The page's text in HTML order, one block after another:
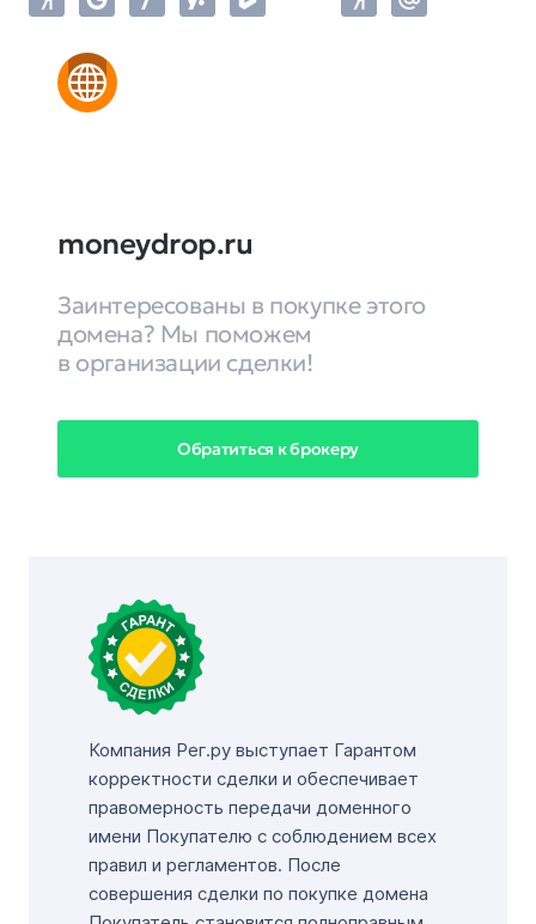
moneydrop.ru
Заинтересованы в покупке этого
домена? Мы поможем
в организации сделки!
Обратиться к брокеру
Компания Рег.ру выступает Гарантом
корректности сделки и обеспечивает
правомерность передачи доменного
имени Покупателю с соблюдением всех
правил и регламентов. После
совершения сделки по покупке домена